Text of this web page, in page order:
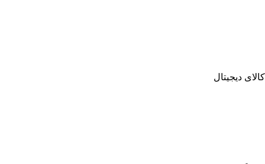
کالای دیجیتال